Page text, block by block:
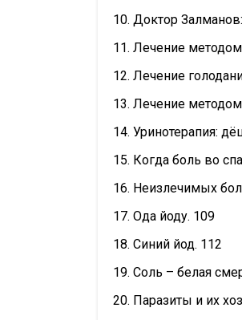
10. Доктор
11. Лечение
12. Лечение
13. Лечение
14. Уринотерапия:
15. Когда боль во
16. Неизлечимых
17. Ода йоду. 109
18. Синий йод. 112
19. Соль – белая
20. Паразиты и их